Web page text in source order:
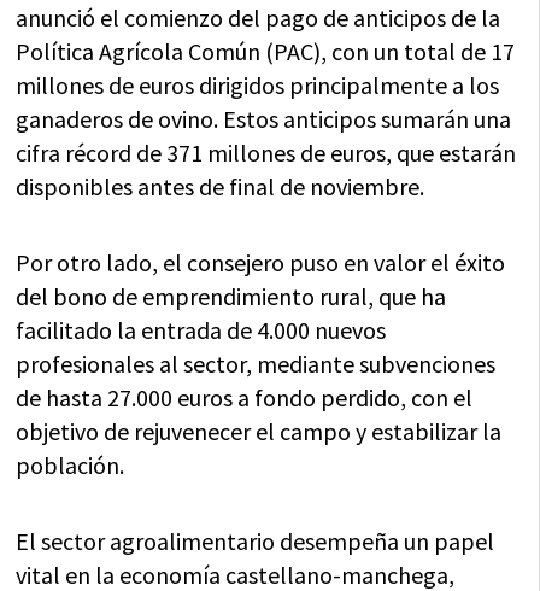
anunció el comienzo del pago de anticipos de la
Política Agrícola Común (PAC), con un total de 17
millones de euros dirigidos principalmente a los
ganaderos de ovino. Estos anticipos sumarán una
cifra récord de 371 millones de euros, que estarán
disponibles antes de final de noviembre.
Por otro lado, el consejero puso en valor el éxito
del bono de emprendimiento rural, que ha
facilitado la entrada de 4.000 nuevos
profesionales al sector, mediante subvenciones
de hasta 27.000 euros a fondo perdido, con el
objetivo de rejuvenecer el campo y estabilizar la
población.
El sector agroalimentario desempeña un papel
vital en la economía castellano-manchega,